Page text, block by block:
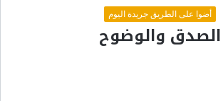
أضوا على الطريق جريدة اليوم
الصدق والوضوح